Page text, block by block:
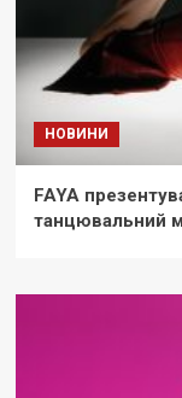
НОВИНИ
FAYA
танцювальний